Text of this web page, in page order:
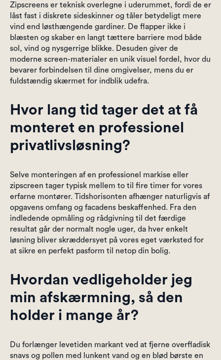
Zipscreens er teknisk overlegne i uderummet, fordi de er
låst fast i diskrete sideskinner og tåler betydeligt mere
vind end løsthængende gardiner. De flapper ikke i
blæsten og skaber en langt tættere barriere mod både
sol, vind og nysgerrige blikke. Desuden giver de
moderne screen-materialer en unik visuel fordel, hvor du
bevarer forbindelsen til dine omgivelser, mens du er
fuldstændig skærmet for indblik udefra.
Hvor lang tid tager det at få
monteret en professionel
privatlivsløsning?
Selve monteringen af en professionel markise eller
zipscreen tager typisk mellem to til fire timer for vores
erfarne montører. Tidshorisonten afhænger naturligvis af
opgavens omfang og facadens beskaffenhed. Fra den
indledende opmåling og rådgivning til det færdige
resultat går der normalt nogle uger, da hver enkelt
løsning bliver skræddersyet på vores eget værksted for
at sikre en perfekt pasform til netop din bolig.
Hvordan vedligeholder jeg
min afskærmning, så den
holder i mange år?
Du forlænger levetiden markant ved at fjerne overfladisk
snavs og pollen med lunkent vand og en blød børste en